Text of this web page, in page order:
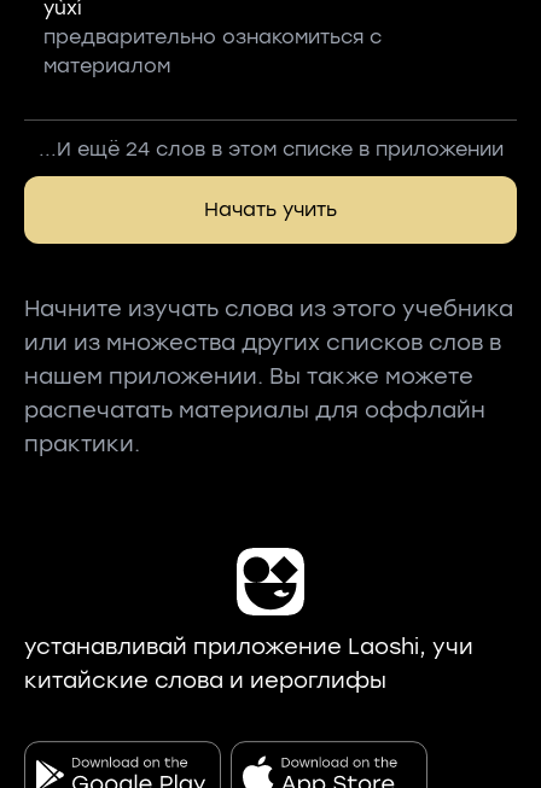
yùxí
предварительно ознакомиться с
материалом
...И ещё 24 слов в этом списке в приложении
Начать учить
Начните изучать слова из этого учебника
или из множества других списков слов в
нашем приложении. Вы также можете
распечатать материалы для оффлайн
практики.
устанавливай приложение Laoshi, учи
китайские слова и иероглифы